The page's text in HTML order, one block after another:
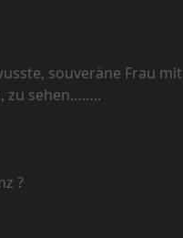
souveräne Frau
zu sehen……..
?